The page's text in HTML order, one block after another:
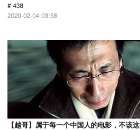
# 438
2020-02-04 03:58
【越哥】属于每一个中国人的电影，不该